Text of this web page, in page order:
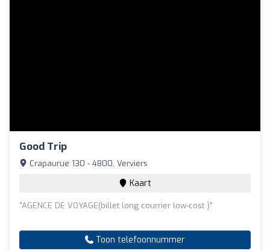
Good Trip
Crapaurue 130 - 4800, Verviers
Kaart
"AGENCE DE VOYAGE(billet long courrier low-cost )"
Toon telefoonnummer